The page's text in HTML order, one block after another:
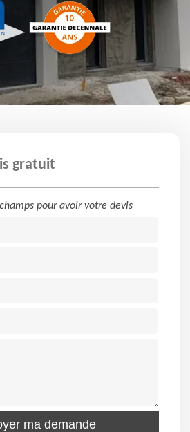
gratuit
pour avoir votre devis